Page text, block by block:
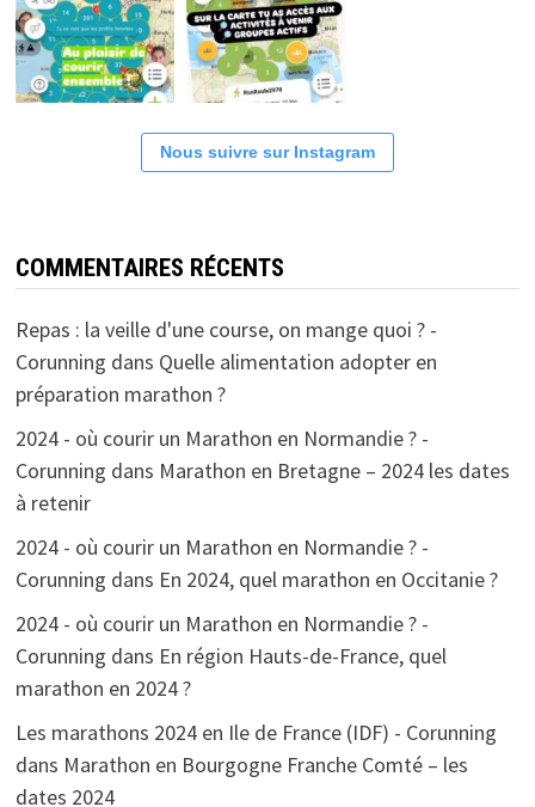
Nous suivre sur Instagram
COMMENTAIRES RÉCENTS
Repas : la veille d'une course, on mange quoi ? -
Corunning dans Quelle alimentation adopter en
préparation marathon ?
2024 - où courir un Marathon en Normandie ? -
Corunning dans Marathon en Bretagne – 2024 les dates
à retenir
2024 - où courir un Marathon en Normandie ? -
Corunning dans En 2024, quel marathon en Occitanie ?
2024 - où courir un Marathon en Normandie ? -
Corunning dans En région Hauts-de-France, quel
marathon en 2024 ?
Les marathons 2024 en Ile de France (IDF) - Corunning
dans Marathon en Bourgogne Franche Comté – les
dates 2024